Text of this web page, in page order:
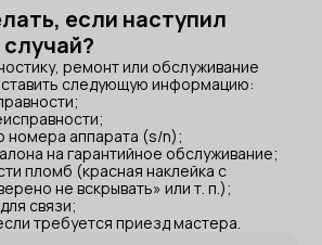
если наступил
ремонт или обслуживание
следующую информацию:
номера аппарата (s/n);
на гарантийное обслуживание;
пломб (красная наклейка с
не вскрывать» или т. п.);
связи;
требуется приезд мастера.